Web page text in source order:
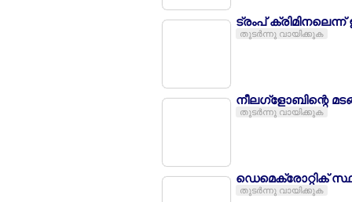
ട്രംപ്
തുടര്‍ന്നു വായിക്കുക
നീലഗ്ളോബിന്റെ
തുടര്‍ന്നു വായിക്കുക
ഡെമെക്രോറ്റിക്
തുടര്‍ന്നു വായിക്കുക